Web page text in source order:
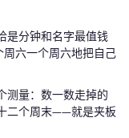
是分钟和名字最值钱
六一个周六地把自己
测量：数一数走掉的
二个周末——就是夹板